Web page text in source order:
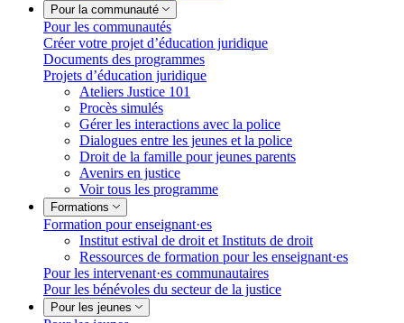
Pour la communauté
Pour les communautés
Créer votre projet d’éducation juridique
Documents des programmes
Projets d’éducation juridique
Ateliers Justice 101
Procès simulés
Gérer les interactions avec la police
Dialogues entre les jeunes et la police
Droit de la famille pour jeunes parents
Avenirs en justice
Voir tous les programme
Formations
Formation pour enseignant·es
Institut estival de droit et Instituts de droit
Ressources de formation pour les enseignant·es
Pour les intervenant·es communautaires
Pour les bénévoles du secteur de la justice
Pour les jeunes